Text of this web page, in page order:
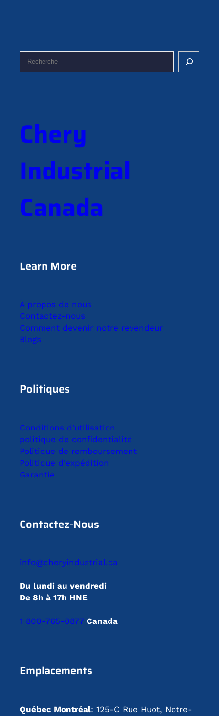
c
hChery
Industrial
Canada
Learn More
À propos de nous
Contactez-nous
Comment devenir notre revendeur
Blogs
Politiques
Conditions d'utilisation
politique de confidentialité
Politique de remboursement
Politique d'expédition
Garantie
Contactez-Nous
info@cheryindustrial.ca
Du lundi au vendredi
De 8h à 17h HNE
1 800-765-0877 Canada
Emplacements
Québec Montréal: 125-C Rue Huot, Notre-